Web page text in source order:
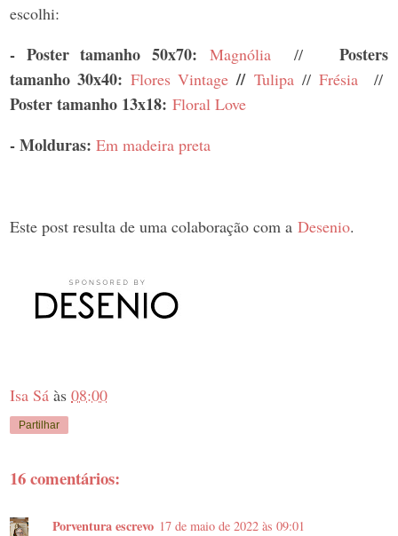
escolhi:
- Poster tamanho 50x70: Magnólia //Posters
tamanho 30x40: Flores Vintage // Tulipa //Frésia //
Poster tamanho 13x18: Floral Love
- Molduras: Em madeira preta
Este post resulta de uma colaboração com a Desenio.
Isa Sá às 08:00
Partilhar
16 comentários:
Porventura escrevo 17 de maio de 2022 às 09:01